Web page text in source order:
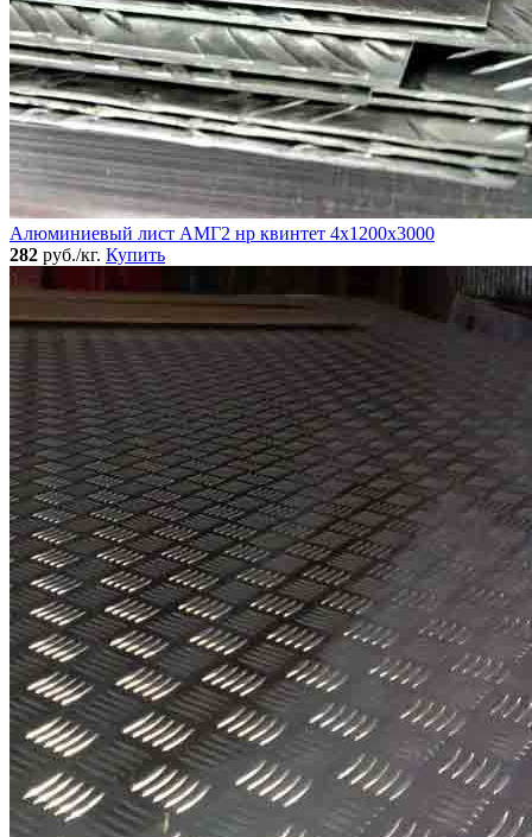
Алюминиевый лист АМГ2 нр квинтет 4х1200х3000
282 руб./кг. Купить